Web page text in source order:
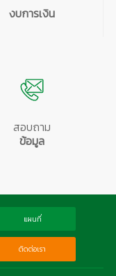
งบการเงิน
สอบถาม
ข้อมูล
แผนที่
ติดต่อเรา